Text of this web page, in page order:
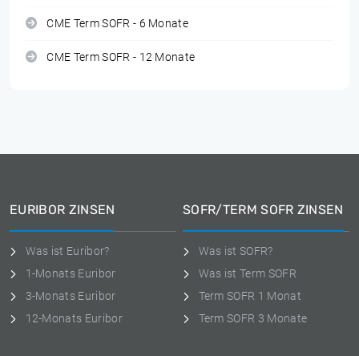
CME Term SOFR - 6 Monate
CME Term SOFR - 12 Monate
EURIBOR ZINSEN
Was ist Euribor?
1-Monats Euribor
3-Monats Euribor
12-Monats Euribor
SOFR/TERM SOFR ZINSEN
Was ist SOFR?
Was ist Term SOFR
Term SOFR 1 Monat
Term SOFR 3 Monate